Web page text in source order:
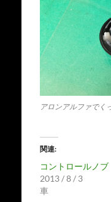
アロンアルファでく
関連
コントロールノブ
2013 / 8 / 3
車